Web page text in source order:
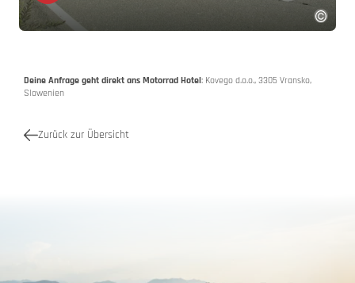
Deine Anfrage geht direkt ans Motorrad Hotel: Kovego d.o.o., 3305 Vransko,
Slowenien
Zurück zur Übersicht